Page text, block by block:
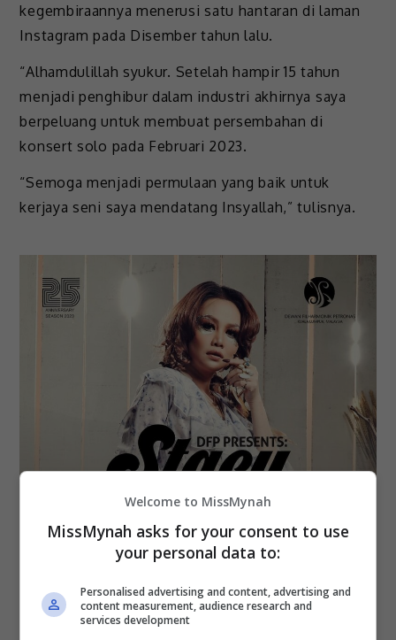
kegembiraannya menerusi satu hantaran di laman
Instagram pada Disember tahun lalu.
“Alhamdulillah syukur. Setelah hampir 15 tahun
menjadi penghibur dalam industri akhirnya saya
berpeluang untuk membuat persembahan di
konsert solo pada Februari 2023.
“Semoga menjadi permulaan yang baik untuk
kerjaya seni saya mendatang Insyallah,” tulisnya.
Welcome to MissMynah
MissMynah asks for your consent to use
your personal data to:
Personalised advertising and content, advertising and
content measurement, audience research and
services development